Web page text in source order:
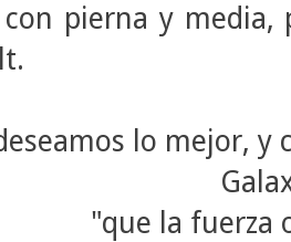
pierna y
lo mejor, y
"que la fuerza